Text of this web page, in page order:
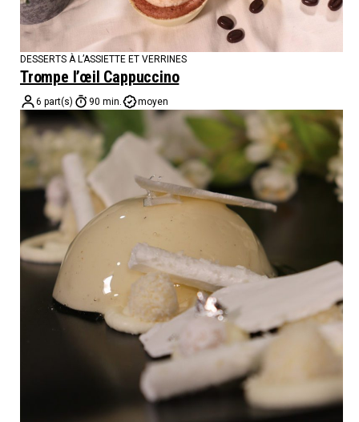
DESSERTS À L’ASSIETTE ET VERRINES
Trompe l’œil Cappuccino
6 part(s) 90 min. moyen